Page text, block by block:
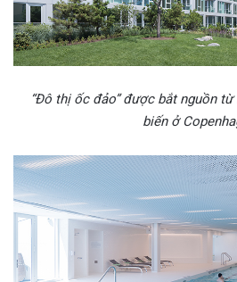
“Đô thị ốc đảo” được bắt nguồn
biến ở